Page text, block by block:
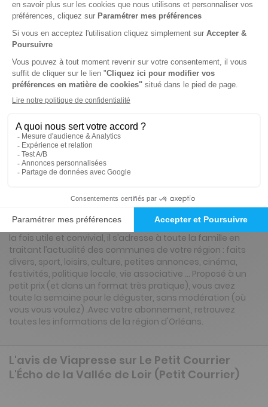
-10%
Abonnement 1 an
52 n° • Papier
80€00 Tarif Kiosque :
Tarif France métropolitaine
Renouvellement à date d’anniversaire
ℹ️Note :les codes promotionnels ne sont pas
valables sur ce titre.
L'Écho de la Vallée de Loir (Petit Courrier)
la fois utile et convivial, il s’adresse à toute la famille en
traitant l’actualité des communes de votre région : faits
divers, sport, loisirs, culture, petites annonces, cinéma,
festivités, politique locale, vie associative … Proposé à un
petit prix (et dans un format très pratique), vous avez
toute la semaine pour le déguster, sans modération (où
vous vous voulez) .Avec votre abonnement, retrouvez
toutes les informations de la région d'Orléans.
L'avis de Viapresse sur Le Petit Courrier
L'Écho de la Vallée de Loir (Petit Courrier)